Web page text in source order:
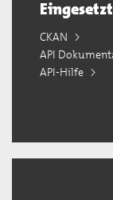
CKAN
API
API-Hilfe